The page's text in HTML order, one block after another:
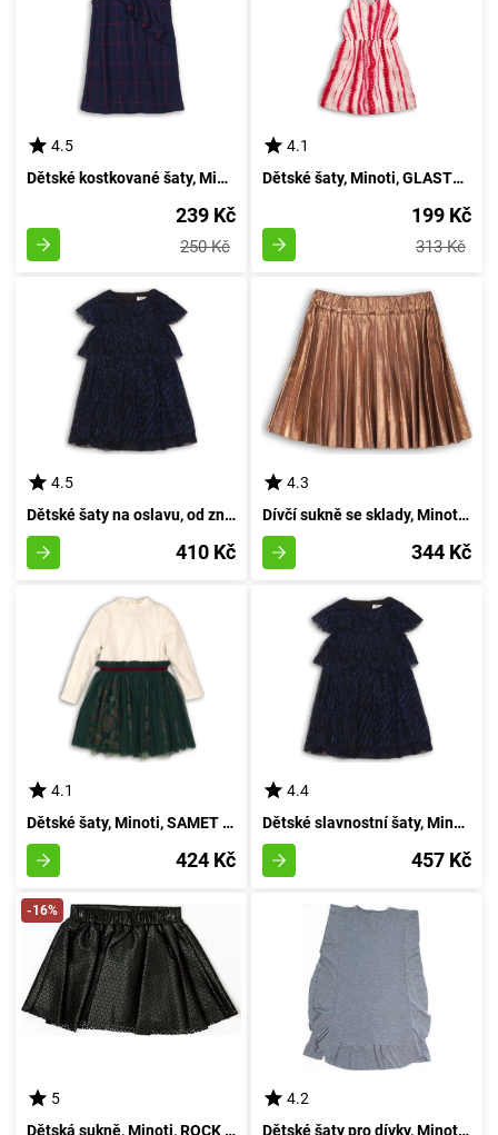
4.5
Dětské kostkované šaty, Minoti, PREP 8, azurová - velikost 98/104 | pro věk 3 až 4 roky
239 Kč
250 Kč
4.1
Dětské šaty, Minoti, GLASTO 4, dívčí - velikost 98/104 | pro věk 3 až 4 let
199 Kč
313 Kč
4.5
Dětské šaty na oslavu, od značky Minoti, FORTUNE 3, v hluboké modři - velikost 92/98 | pro věk 2-3 let
410 Kč
4.3
Dívčí sukně se sklady, Minoti, ZAČAROVANÁ 10, holčička - 98/104 | 3/4let
344 Kč
4.1
Dětské šaty, Minoti, SAMET 2, dívčí - 92/98 | 2/3let
424 Kč
4.4
Dětské slavnostní šaty, Minoti, FORTUNE 3, temně modré - velikost 98/104 | pro věk 3-4 let
457 Kč
-16%
5
Dětská sukně, Minoti, ROCK 13, černá - velikost 98/104 | pro věk 3-4 let
4.2
Dětské šaty pro dívky, Minoti, Wilderness 4, šedé barvy - velikost 98/104 | pro věk 3 až 4 let